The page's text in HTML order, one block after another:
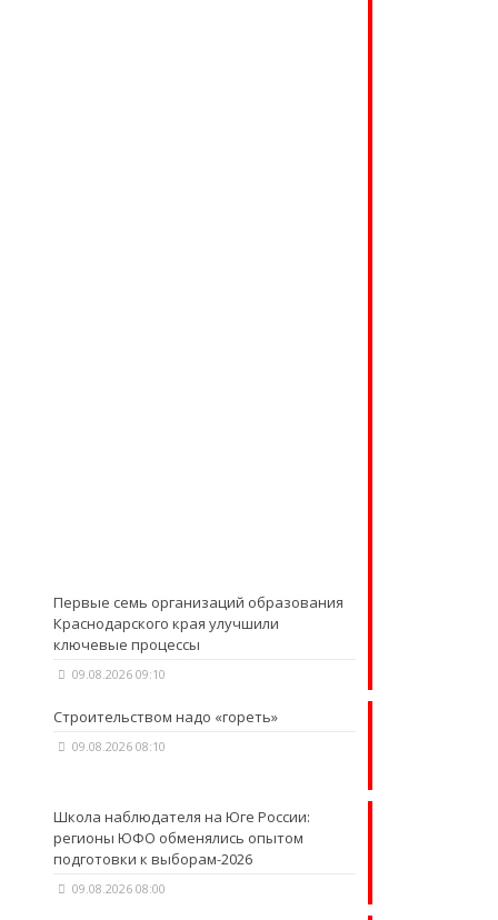
Первые семь организаций образования
Краснодарского края улучшили
ключевые процессы
09.08.2026 09:10
Строительством надо «гореть»
09.08.2026 08:10
Школа наблюдателя на Юге России:
регионы ЮФО обменялись опытом
подготовки к выборам-2026
09.08.2026 08:00